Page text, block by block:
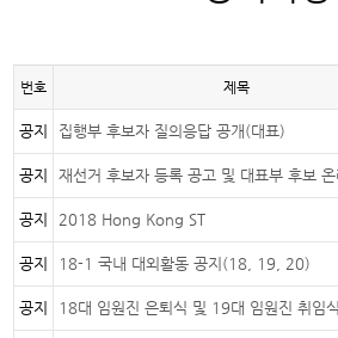
번호 제목
공지 집행부 후보자 질의응답 공개(대표)
공지 재선거 후보자 등록 공고 및 대표부 후보 온
공지 2018 Hong Kong ST
공지 18-1 국내 대외활동 공지(18, 19, 20)
공지 18대 임원진 은퇴식 및 19대 임원진 취임식